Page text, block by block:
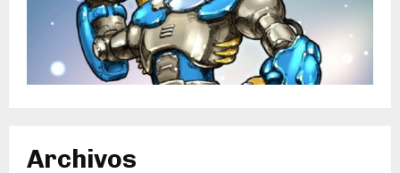
Archivos